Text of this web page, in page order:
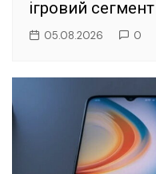
ігровий
05.08.2026 0